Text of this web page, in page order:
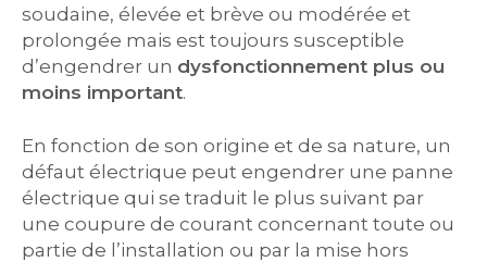
soudaine, élevée et brève ou modérée et
prolongée mais est toujours susceptible
d’engendrer un dysfonctionnement plus ou
moins important.
En fonction de son origine et de sa nature, un
défaut électrique peut engendrer une panne
électrique qui se traduit le plus suivant par
une coupure de courant concernant toute ou
partie de l’installation ou par la mise hors